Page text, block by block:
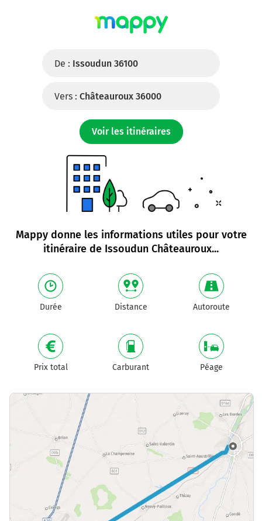
De : Issoudun 36100
Vers : Châteauroux 36000
Voir les itinéraires
Mappy donne les informations utiles pour votre
itinéraire de Issoudun Châteauroux...
Durée Distance Autoroute
Prix total Carburant Péage